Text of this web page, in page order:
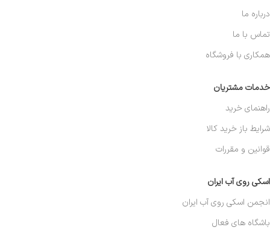
درباره ما
تماس با ما
همکاری با فروشگاه
خدمات مشتریان
راهنمای خرید
شرایط باز خرید کالا
قوانین و مقررات
اسکی روی آب ایران
انجمن اسکی روی آب ایران
باشگاه های فعال